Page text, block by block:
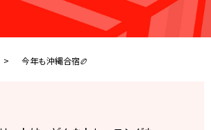
今年も沖縄合宿🏉